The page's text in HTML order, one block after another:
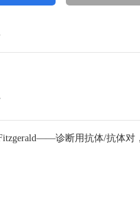
诊断用抗体/抗体对